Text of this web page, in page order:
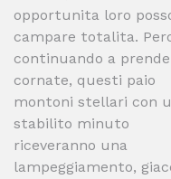
navigation
opportunita loro
campare totalita.
continuando a
cornate, questi paio
montoni stellari con
stabilito minuto
riceveranno una
lampeggiamento,